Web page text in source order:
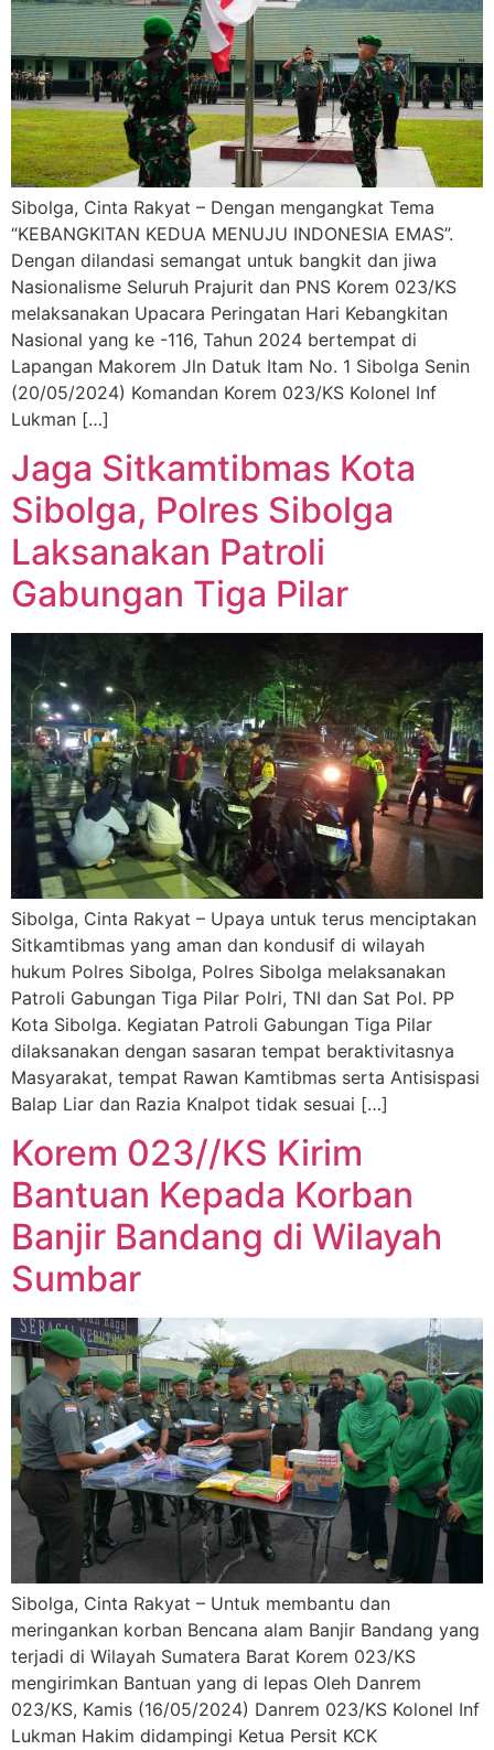
Sibolga, Cinta Rakyat – Dengan mengangkat Tema
“KEBANGKITAN KEDUA MENUJU INDONESIA EMAS”.
Dengan dilandasi semangat untuk bangkit dan jiwa
Nasionalisme Seluruh Prajurit dan PNS Korem 023/KS
melaksanakan Upacara Peringatan Hari Kebangkitan
Nasional yang ke -116, Tahun 2024 bertempat di
Lapangan Makorem Jln Datuk Itam No. 1 Sibolga Senin
(20/05/2024) Komandan Korem 023/KS Kolonel Inf
Lukman […]
Jaga Sitkamtibmas Kota
Sibolga, Polres Sibolga
Laksanakan Patroli
Gabungan Tiga Pilar
Sibolga, Cinta Rakyat – Upaya untuk terus menciptakan
Sitkamtibmas yang aman dan kondusif di wilayah
hukum Polres Sibolga, Polres Sibolga melaksanakan
Patroli Gabungan Tiga Pilar Polri, TNI dan Sat Pol. PP
Kota Sibolga. Kegiatan Patroli Gabungan Tiga Pilar
dilaksanakan dengan sasaran tempat beraktivitasnya
Masyarakat, tempat Rawan Kamtibmas serta Antisispasi
Balap Liar dan Razia Knalpot tidak sesuai […]
Korem 023//KS Kirim
Bantuan Kepada Korban
Banjir Bandang di Wilayah
Sumbar
Sibolga, Cinta Rakyat – Untuk membantu dan
meringankan korban Bencana alam Banjir Bandang yang
terjadi di Wilayah Sumatera Barat Korem 023/KS
mengirimkan Bantuan yang di lepas Oleh Danrem
023/KS, Kamis (16/05/2024) Danrem 023/KS Kolonel Inf
Lukman Hakim didampingi Ketua Persit KCK